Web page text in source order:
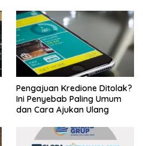
Pengajuan Kredione Ditolak?
Ini Penyebab Paling Umum
dan Cara Ajukan Ulang